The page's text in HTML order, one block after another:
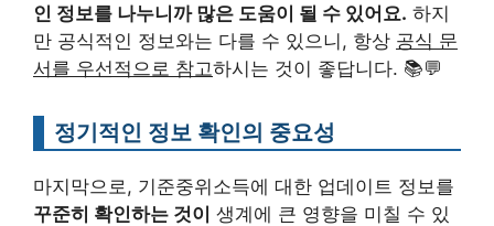
인 정보를 나누니까 많은 도움이 될 수 있어요. 하지
만 공식적인 정보와는 다를 수 있으니, 항상 공식 문
서를 우선적으로 참고하시는 것이 좋답니다. 📚💬
정기적인 정보 확인의 중요성
마지막으로, 기준중위소득에 대한 업데이트 정보를
꾸준히 확인하는 것이 생계에 큰 영향을 미칠 수 있